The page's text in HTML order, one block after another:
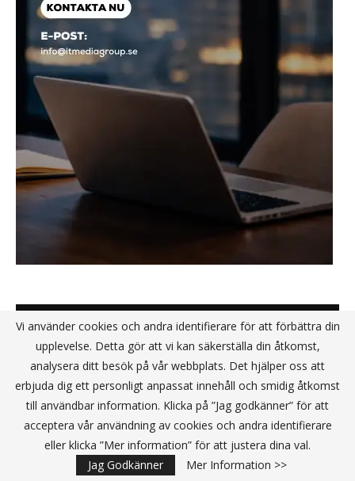
STARTUP
Vi använder cookies och andra identifierare för att förbättra din
upplevelse. Detta gör att vi kan säkerställa din åtkomst,
analysera ditt besök på vår webbplats. Det hjälper oss att
erbjuda dig ett personligt anpassat innehåll och smidig åtkomst
till användbar information. Klicka på ”Jag godkänner” för att
acceptera vår användning av cookies och andra identifierare
eller klicka ”Mer information” för att justera dina val.
Jag Godkänner
Mer Information >>